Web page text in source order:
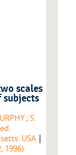
scales
subjects
;S.
USA |
1996)